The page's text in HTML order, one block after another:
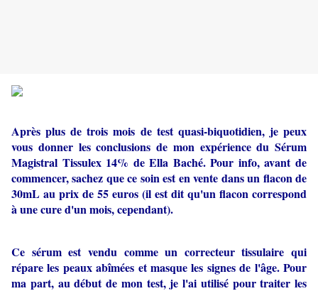
Après plus de trois mois de test quasi-biquotidien, je peux
vous donner les conclusions de mon expérience du Sérum
Magistral Tissulex 14% de Ella Baché. Pour info, avant de
commencer, sachez que ce soin est en vente dans un flacon de
30mL au prix de 55 euros (il est dit qu'un flacon correspond
à une cure d'un mois, cependant).
Ce sérum est vendu comme un correcteur tissulaire qui
répare les peaux abîmées et masque les signes de l'âge. Pour
ma part, au début de mon test, je l'ai utilisé pour traiter les